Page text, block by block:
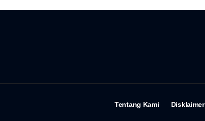
Tentang Kami Disklaimer